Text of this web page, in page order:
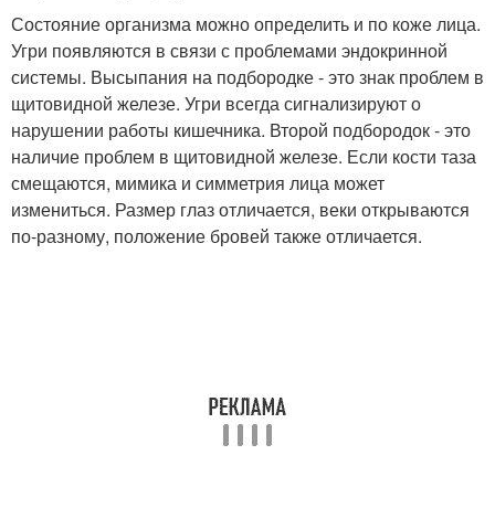
Состояние организма можно определить и по коже лица.
Угри появляются в связи с проблемами эндокринной
системы. Высыпания на подбородке - это знак проблем в
щитовидной железе. Угри всегда сигнализируют о
нарушении работы кишечника. Второй подбородок - это
наличие проблем в щитовидной железе. Если кости таза
смещаются, мимика и симметрия лица может
измениться. Размер глаз отличается, веки открываются
по-разному, положение бровей также отличается.